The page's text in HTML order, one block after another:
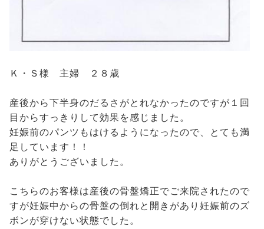
Ｋ・Ｓ様 主婦 ２８歳
産後から下半身のだるさがとれなかったのですが１回
目からすっきりして効果を感じました。
妊娠前のパンツもはけるようになったので、とても満
足しています！！
ありがとうございました。
こちらのお客様は産後の骨盤矯正でご来院されたので
すが妊娠中からの骨盤の倒れと開きがあり妊娠前のズ
ボンが穿けない状態でした。